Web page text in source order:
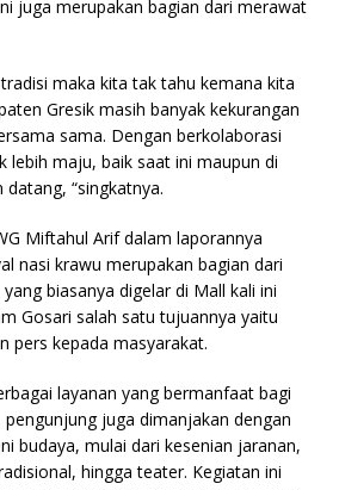
juga merupakan bagian dari merawat
maka kita tak tahu kemana kita
Gresik masih banyak kekurangan
sama. Dengan berkolaborasi
lebih maju, baik saat ini maupun di
“singkatnya.
Miftahul Arif dalam laporannya
nasi krawu merupakan bagian dari
biasanya digelar di Mall kali ini
Gosari salah satu tujuannya yaitu
pers kepada masyarakat.
layanan yang bermanfaat bagi
juga dimanjakan dengan
budaya, mulai dari kesenian jaranan,
hingga teater. Kegiatan ini